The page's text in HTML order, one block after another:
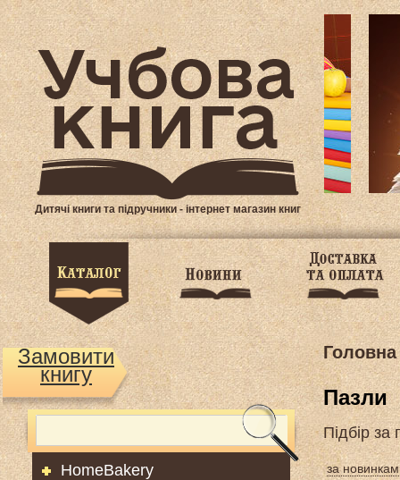
Дитячі книги та підручники - інтернет магазин книг
Замовити
книгу
HomeBakery
Головна
Пазли
Підбір за
за